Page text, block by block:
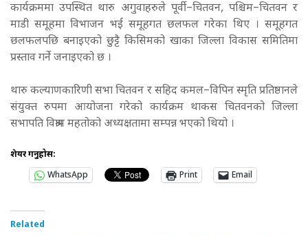
कार्यक्रममा उपस्थित थारु अगुवाहरुले पूर्वी–चितवन, पश्चिम–चितवन र
माडी समूहमा विभाजन भई समूहगत छलफल गरेका थिए । समूहगत
छलफलपछि बनाइएको छुट्टै किसिमको खाका जिल्ला विकास समितिमा
प्रस्ताव गर्ने जनाइएको छ ।
थारु कल्याणकारिणी सभा चितवन र सहिद कमल–विपिन स्मृति प्रतिष्ठानले
संयुक्त रुपमा आयोजना गरेको कार्यक्रम थाकस चितवनको जिल्ला
सभापति विश्राम महतोको अध्यक्षतामा सम्पन्न भएको थियो ।
शेयर गर्नुहोस:
WhatsApp
Print Email
Related